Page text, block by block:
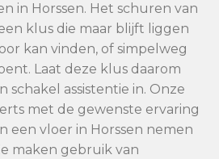
in Horssen. Het schuren van
klus die maar blijft liggen
kan vinden, of simpelweg
Laat deze klus daarom
schakel assistentie in. Onze
met de gewenste ervaring
een vloer in Horssen nemen
maken gebruik van